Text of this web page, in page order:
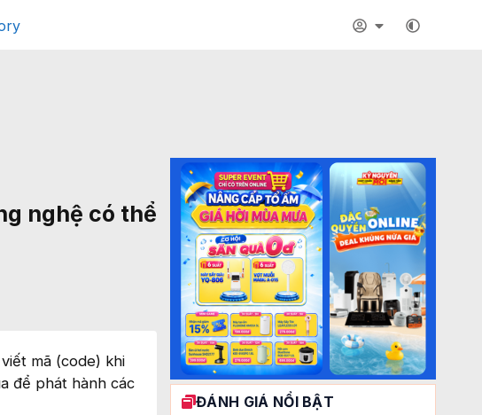
nghệ có thể
mã (code) khi
để phát hành các
ĐÁNH GIÁ NỔI BẬT